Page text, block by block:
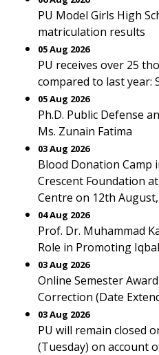
PU Model Girls High
matriculation results
05 Aug 2026
PU receives over 25
compared to last year:
05 Aug 2026
Ph.D. Public Defense
Ms. Zunain Fatima
03 Aug 2026
Blood Donation Camp
Crescent Foundation
Centre on 12th
04 Aug 2026
Prof. Dr. Muhammad
Role in Promoting
03 Aug 2026
Online Semester
Correction (Date
03 Aug 2026
PU will remain closed
(Tuesday) on account